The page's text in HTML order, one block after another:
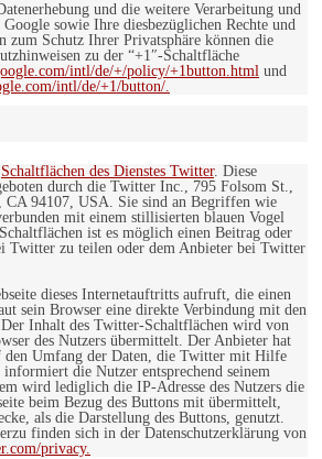
und die weitere Verarbeitung und
sowie Ihre diesbezüglichen Rechte und
zum Schutz Ihrer Privatsphäre können die
zu der “+1″-Schaltfläche
intl/de/+/policy/+1button.html und
intl/de/+1/button/.
Schaltflächen des Dienstes Twitter. Diese
durch die Twitter Inc., 795 Folsom St.,
CA 94107, USA. Sie sind an Begriffen wie
mit einem stillisierten blauen Vogel
ist es möglich einen Beitrag oder
Twitter zu teilen oder dem Anbieter bei Twitter
dieses Internetauftritts aufruft, die einen
sein Browser eine direkte Verbindung mit den
Inhalt des Twitter-Schaltflächen wird von
des Nutzers übermittelt. Der Anbieter hat
den Umfang der Daten, die Twitter mit Hilfe
informiert die Nutzer entsprechend seinem
wird lediglich die IP-Adresse des Nutzers die
beim Bezug des Buttons mit übermittelt,
als die Darstellung des Buttons, genutzt.
finden sich in der Datenschutzerklärung von
privacy.